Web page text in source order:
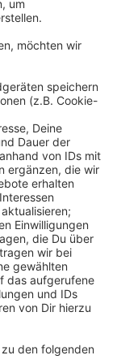
Ideen
unter
gehören,
für Gewerbe
sei aber zu
Jahre hätte
wenig
es von der